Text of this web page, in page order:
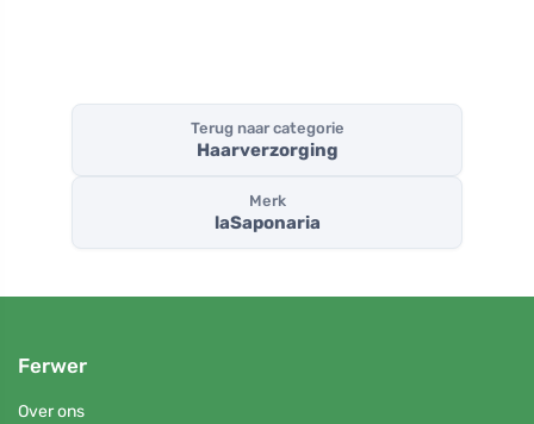
Terug naar categorie
Haarverzorging
Merk
laSaponaria
Ferwer
Over ons